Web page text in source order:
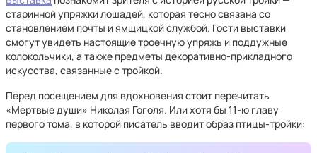
старинной упряжки лошадей, которая тесно связана со
становлением почты и ямщицкой службой. Гости выставки
смогут увидеть настоящие троечную упряжь и поддужные
колокольчики, а также предметы декоративно-прикладного
искусства, связанные с тройкой.
Перед посещением для вдохновения стоит перечитать
«Мертвые души» Николая Гоголя. Или хотя бы 11-ю главу
первого тома, в которой писатель вводит образ птицы-тройки: